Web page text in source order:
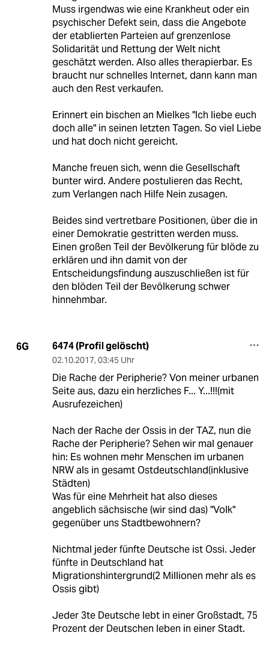
Muss irgendwas wie eine Krankheut oder ein
psychischer Defekt sein, dass die Angebote
der etablierten Parteien auf grenzenlose
Solidarität und Rettung der Welt nicht
geschätzt werden. Also alles therapierbar. Es
braucht nur schnelles Internet, dann kann man
auch den Rest verkaufen.
Erinnert ein bischen an Mielkes "Ich liebe euch
doch alle" in seinen letzten Tagen. So viel Liebe
und hat doch nicht gereicht.
Manche freuen sich, wenn die Gesellschaft
bunter wird. Andere postulieren das Recht,
zum Verlangen nach Hilfe Nein zusagen.
Beides sind vertretbare Positionen, über die in
einer Demokratie gestritten werden muss.
Einen großen Teil der Bevölkerung für blöde zu
erklären und ihn damit von der
Entscheidungsfindung auszuschließen ist für
den blöden Teil der Bevölkerung schwer
hinnehmbar.
6G 6474 (Profil gelöscht)
02.10.2017, 03:45 Uhr
Die Rache der Peripherie? Von meiner urbanen
Seite aus, dazu ein herzliches F... Y...!!!(mit
Ausrufezeichen)
Nach der Rache der Ossis in der TAZ, nun die
Rache der Peripherie? Sehen wir mal genauer
hin: Es wohnen mehr Menschen im urbanen
NRW als in gesamt Ostdeutschland(inklusive
Städten)
Was für eine Mehrheit hat also dieses
angeblich sächsische (wir sind das) "Volk"
gegenüber uns Stadtbewohnern?
Nichtmal jeder fünfte Deutsche ist Ossi. Jeder
fünfte in Deutschland hat
Migrationshintergrund(2 Millionen mehr als es
Ossis gibt)
Jeder 3te Deutsche lebt in einer Großstadt, 75
Prozent der Deutschen leben in einer Stadt.